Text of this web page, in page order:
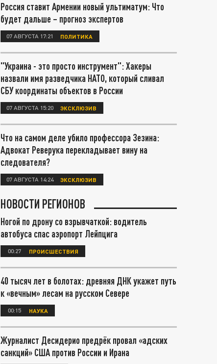
Россия ставит Армении новый ультиматум: Что
будет дальше – прогноз экспертов
07 АВГУСТА 17:21 ПОЛИТИКА
"Украина - это просто инструмент": Хакеры
назвали имя разведчика НАТО, который сливал
СБУ координаты объектов в России
07 АВГУСТА 15:20 ЭКСКЛЮЗИВ
Что на самом деле убило профессора Зезина:
Адвокат Реверука перекладывает вину на
следователя?
07 АВГУСТА 14:24 ЭКСКЛЮЗИВ
НОВОСТИ РЕГИОНОВ
Ногой по дрону со взрывчаткой: водитель
автобуса спас аэропорт Лейпцига
00:27 ПРОИСШЕСТВИЯ
40 тысяч лет в болотах: древняя ДНК укажет путь
к «вечным» лесам на русском Севере
00:15 НАУКА
Журналист Десидерио предрёк провал «адских
санкций» США против России и Ирана